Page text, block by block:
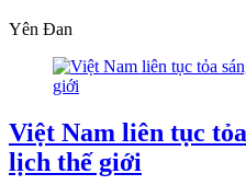
Yên Đan
Việt Nam liên tục
lịch thế giới